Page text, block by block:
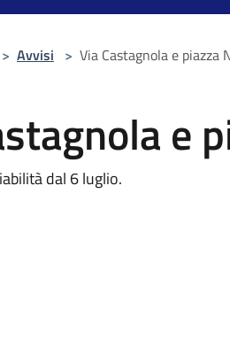
> Avvisi > Via Castagnola e piazza
e
dal 6 luglio.